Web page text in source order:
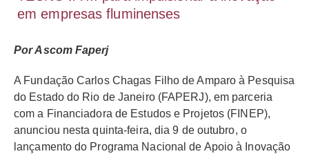
em empresas fluminenses
Por Ascom Faperj
A Fundação Carlos Chagas Filho de Amparo à Pesquisa
do Estado do Rio de Janeiro (FAPERJ), em parceria
com a Financiadora de Estudos e Projetos (FINEP),
anunciou nesta quinta-feira, dia 9 de outubro, o
lançamento do Programa Nacional de Apoio à Inovação